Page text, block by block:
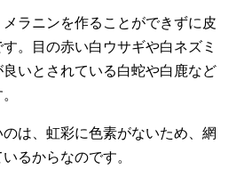
ラニンを作ることができずに皮
。目の赤い白ウサギや白ネズミ
いとされている白蛇や白鹿など
は、虹彩に色素がないため、網
るからなのです。